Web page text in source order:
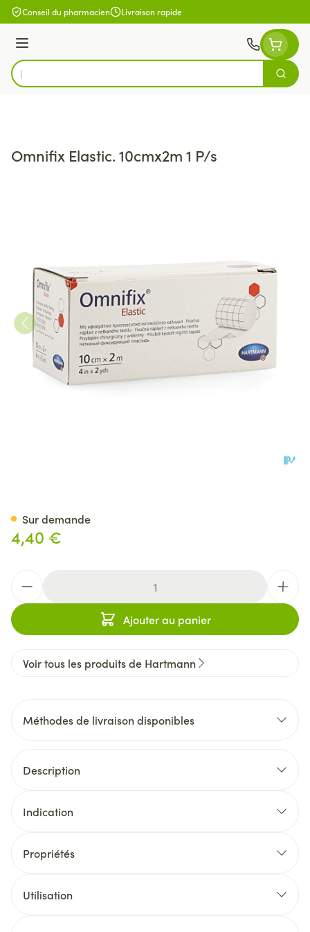
Aller au contenu
Conseil du pharmacien Livraison rapide
Menu
Rechercher
Omnifix Elastic. 10cmx2m 1 P/s
4,40 €
Ajouter au panier
Sur demande
Voir tous les produits de Hartmann
Méthodes de livraison disponibles
Description
Indication
Propriétés
Utilisation